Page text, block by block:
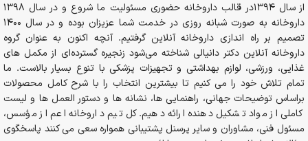
از سال 1394در قالب داروخانه حضوری مسئولیت ما شروع و در سال 1398
داروخانه به صورت شبانه روزی در خدمت شما عزیزان بوده و در سال 1400
تصمیم بر راه اندازی داروخانه آنلاین گرفتیم. آنچه اکنون به عنوان گروه
داروخانه آنلاین دکتر دانیالی شناخته می‌شود زنجیره گسترده‌ای از مکمل های
غذایی، ورزشی، لوازم بهداشتی و تجهیزات پزشکی با تنوع بسیار بالاست. ما
تمام تلاش خود را می کنیم تا بیشترین انتخاب را با شرح کامل محصولات
براساس توضیحات جهانی، راهنمایی ها، نشانه ها و دستور العمل ها و لیست
کاملی از مواد تشکیل دهنده ارائه دهیم. کل تیم داروخانه اعم از مؤسس،
مسئول فنی، مشاوران و سایر پرسنل پشتیبانی همواره سعی می کنند پاسخگوی